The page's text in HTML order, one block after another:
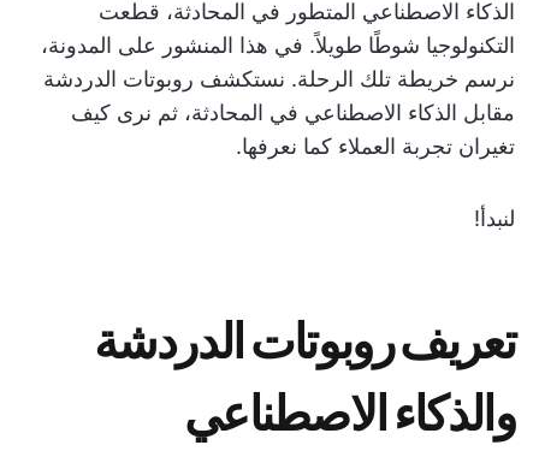
الذكاء الاصطناعي المتطور في المحادثة، قطعت
التكنولوجيا شوطًا طويلاً. في هذا المنشور على المدونة،
نرسم خريطة تلك الرحلة. نستكشف روبوتات الدردشة
مقابل الذكاء الاصطناعي في المحادثة، ثم نرى كيف
تغيران تجربة العملاء كما نعرفها.
لنبدأ!
تعريف روبوتات الدردشة
والذكاء الاصطناعي